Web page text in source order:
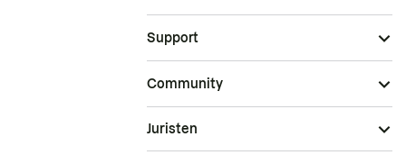
Support
Community
Juristen